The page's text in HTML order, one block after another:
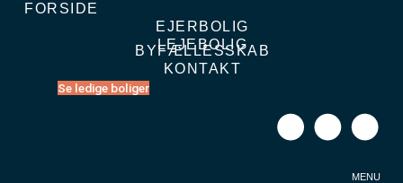
FORSIDE
EJERBOLIG
LEJEBOLIG
BYFÆLLESSKAB
KONTAKT
Se ledige boliger
MENU